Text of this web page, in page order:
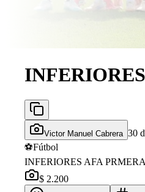
Victor Manuel Cabrera 30
⚽Fútbol
INFERIORES AFA
$ 2.200